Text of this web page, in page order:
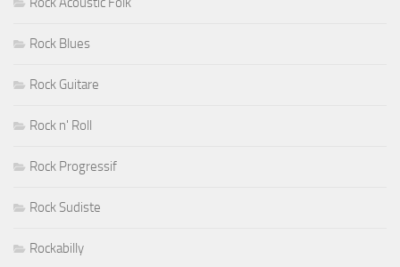
Rock Blues
Rock Guitare
Rock n' Roll
Rock Progressif
Rock Sudiste
Rockabilly